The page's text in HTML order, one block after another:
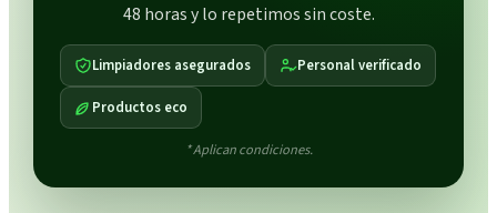
48 horas y lo repetimos sin coste.
Limpiadores asegurados Personal verificado
Productos eco
* Aplican condiciones.